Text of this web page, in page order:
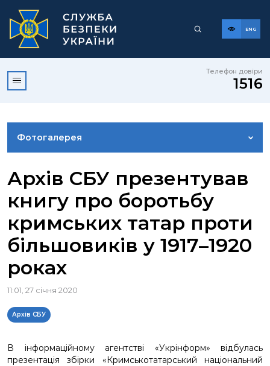
ENG
Телефон довіри
1516
Фотогалерея
ВІДЕОГАЛЕРЕЯ
КОНТАКТИ ПРЕСЦЕНТРУ
Архів СБУ презентував
книгу про боротьбу
кримських татар проти
більшовиків у 1917–1920
роках
11:01, 27 січня 2020
Архів СБУ
В інформаційному агентстві «Укрінформ» відбулась
презентація збірки «Кримськотатарський національний